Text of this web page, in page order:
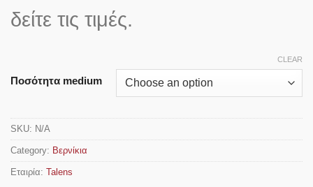
δείτε τις τιμές.
Ποσότητα medium
CLEAR
SKU: N/A
Category: Βερνίκια
Εταιρία: Talens